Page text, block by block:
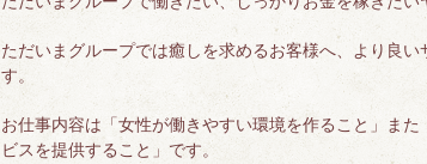
ただいまグループでは癒しを求めるお客様へ、より良い
す。
お仕事内容は「女性が働きやすい環境を作ること」ま
ビスを提供すること」です。